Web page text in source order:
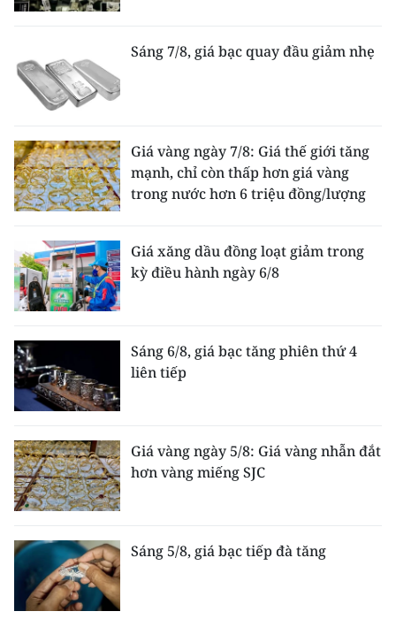
Sáng 7/8, giá bạc quay đầu giảm nhẹ
Giá vàng ngày 7/8: Giá thế giới tăng
mạnh, chỉ còn thấp hơn giá vàng
trong nước hơn 6 triệu đồng/lượng
Giá xăng dầu đồng loạt giảm trong
kỳ điều hành ngày 6/8
Sáng 6/8, giá bạc tăng phiên thứ 4
liên tiếp
Giá vàng ngày 5/8: Giá vàng nhẫn đắt
hơn vàng miếng SJC
Sáng 5/8, giá bạc tiếp đà tăng